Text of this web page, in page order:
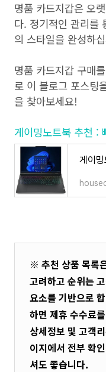
명품 카드지갑은 오
다. 정기적인 관리를
의 스타일을 완성하
명품 카드지갑 구매
로 이 블로그 포스팅
을 찾아보세요!
게이밍노트북 추천 :
※ 추천 상품 목록
고려하고 순위는
요소를 기반으로
하면 제휴 수수료
상세정보 및 고객
이지에서 전부 확
셔도 좋습니다.